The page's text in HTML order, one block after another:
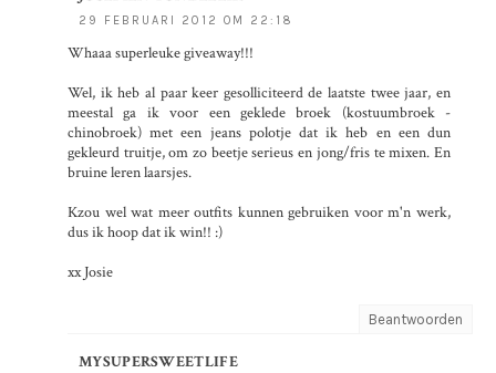
29 FEBRUARI 2012 OM 22:18
Whaaa superleuke giveaway!!!
Wel, ik heb al paar keer gesolliciteerd de laatste twee jaar, en
meestal ga ik voor een geklede broek (kostuumbroek -
chinobroek) met een jeans polotje dat ik heb en een dun
gekleurd truitje, om zo beetje serieus en jong/fris te mixen. En
bruine leren laarsjes.
Kzou wel wat meer outfits kunnen gebruiken voor m'n werk,
dus ik hoop dat ik win!! :)
xx Josie
Beantwoorden
MYSUPERSWEETLIFE